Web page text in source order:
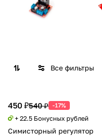
Все фильтры
450 ₽540 ₽ -17%
+ 22.5 Бонусных рублей
Симисторный регулятор